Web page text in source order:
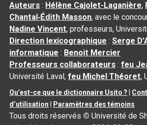
Auteurs : Hélène Cajolet-Laganière,
Chantal‑Édith Masson, avec le
Nadine Vincent, professeurs,
Direction lexicographique :Serge
informatique : Benoit Mercier
Professeurs collaborateurs :feu
Université Laval,feu Michel Théoret,
Qu’est-ce que le dictionnaire Usito ?
d’utilisation
Paramètres des témoins
Tous droits réservés © Université de